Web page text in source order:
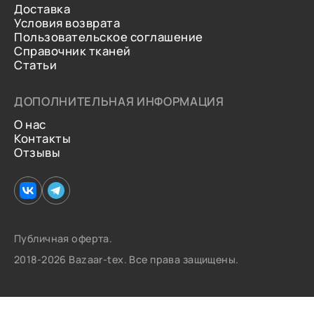
Доставка
Условия возврата
Пользовательское соглашение
Справочник тканей
Статьи
ДОПОЛНИТЕЛЬНАЯ ИНФОРМАЦИЯ
О нас
Контакты
Отзывы
Публичная оферта.
2018-2026 Bazaar-tex. Все права защищены.